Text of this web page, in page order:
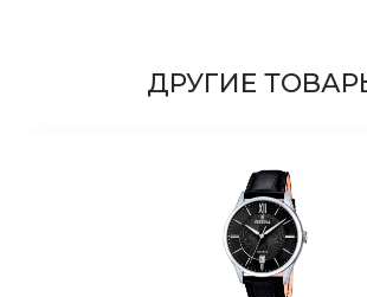
ДРУГИЕ